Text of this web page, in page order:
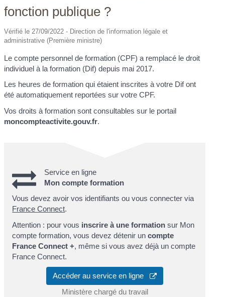
fonction publique ?
Vérifié le 27/09/2022 - Direction de l'information légale et
administrative (Première ministre)
Le compte personnel de formation (CPF) a remplacé le droit
individuel à la formation (Dif) depuis mai 2017.
Les heures de formation qui étaient inscrites à votre Dif ont
été automatiquement reportées sur votre CPF.
Vos droits à formation sont consultables sur le portail
moncompteactivite.gouv.fr.
Service en ligne
Mon compte formation
Vous devez avoir vos identifiants ou vous connecter via
France Connect.
Attention : pour vous inscrire à une formation sur Mon
compte formation, vous devez détenir uncompte
France Connect +, même si vous avez déjà un compte
France Connect.
Accéder au service en ligne
Ministère chargé du travail